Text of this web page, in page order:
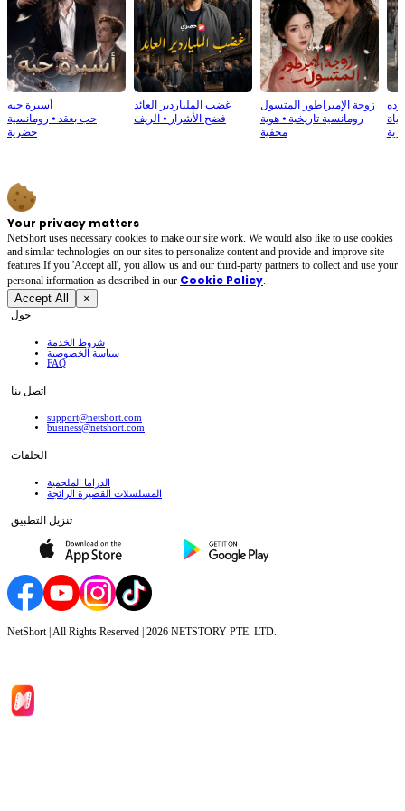
أسيرة حبه
حب بعقد ⦁ رومانسية
حضرية
غضب الملياردير العائد
فضح الأشرار ⦁ الريف
زوجة الإمبراطور المتسول
رومانسية تاريخية ⦁هوية
مخفية
Your privacy matters
NetShort uses necessary cookies to make our site work. We would also like to use cookies
and similar technologies on our sites to personalize content and provide and improve site
features.If you 'Accept all', you allow us and our third-party partners to collect and use your
personal irformation as described in our Cookie Policy.
Accept All ×
حول
شروط الخدمة
سياسة الخصوصية
FAQ
اتصل بنا
support@netshort.com
business@netshort.com
الحلقات
الدراما الملحمية
المسلسلات القصيرة الرائجة
تنزيل التطبيق
NetShort | All Rights Reserved | 2026 NETSTORY PTE. LTD.